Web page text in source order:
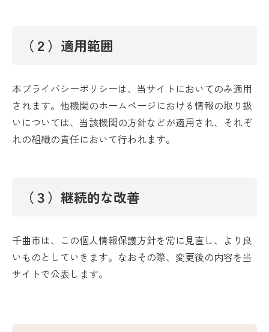
（２）適用範囲
本プライバシーポリシーは、当サイトにおいてのみ適用
されます。他機関のホームページにおける情報の取り扱
いについては、当該機関の方針などが適用され、それぞ
れの組織の責任において行われます。
（３）継続的な改善
千曲市は、この個人情報保護方針を常に見直し、より良
いものとしていきます。なおその際、変更後の内容を当
サイトで公表します。